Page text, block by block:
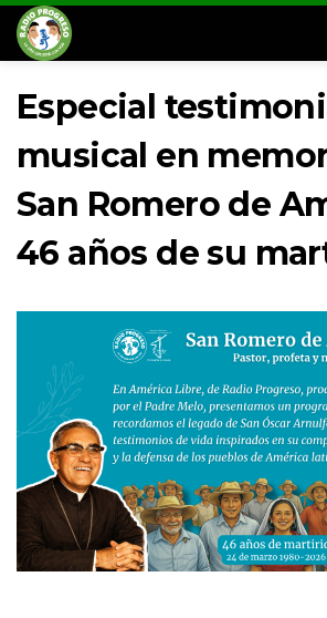
Especial
musical en
San Romero de
46 años de su